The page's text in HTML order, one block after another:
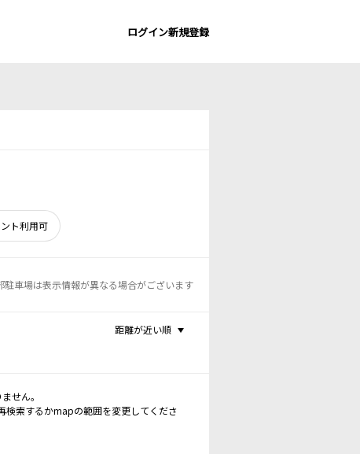
ログイン新規登録
ト利用可
車場は表示情報が異なる場合がございます
距離が近い順
せん。
検索するかmapの範囲を変更してくださ